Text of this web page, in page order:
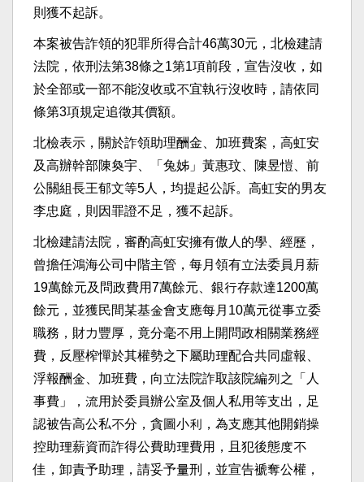
則獲不起訴。
本案被告詐領的犯罪所得合計46萬30元，北檢建請
法院，依刑法第38條之1第1項前段，宣告沒收，如
於全部或一部不能沒收或不宜執行沒收時，請依同
條第3項規定追徵其價額。
北檢表示，關於詐領助理酬金、加班費案，高虹安
及高辦幹部陳奐宇、「兔姊」黃惠玟、陳昱愷、前
公關組長王郁文等5人，均提起公訴。高虹安的男友
李忠庭，則因罪證不足，獲不起訴。
北檢建請法院，審酌高虹安擁有傲人的學、經歷，
曾擔任鴻海公司中階主管，每月領有立法委員月薪
19萬餘元及問政費用7萬餘元、銀行存款達1200萬
餘元，並獲民間某基金會支應每月10萬元從事立委
職務，財力豐厚，竟分毫不用上開問政相關業務經
費，反壓榨憚於其權勢之下屬助理配合共同虛報、
浮報酬金、加班費，向立法院詐取該院編列之「人
事費」，流用於委員辦公室及個人私用等支出，足
認被告高公私不分，貪圖小利，為支應其他開銷操
控助理薪資而詐得公費助理費用，且犯後態度不
佳，卸責予助理，請妥予量刑，並宣告褫奪公權，